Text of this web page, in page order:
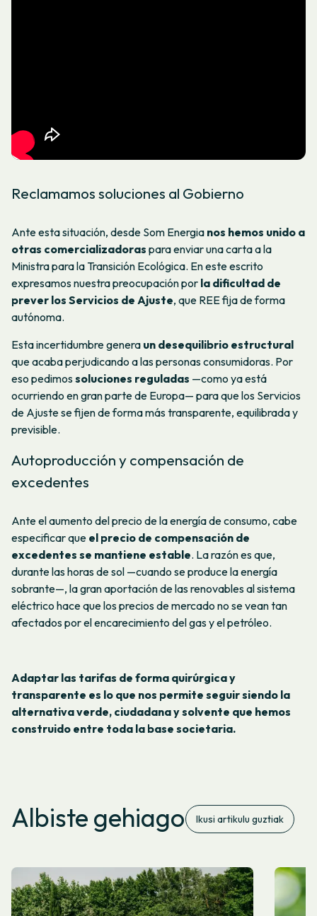
Reclamamos soluciones al Gobierno
Ante esta situación, desde Som Energia nos hemos unido a
otras comercializadoras para enviar una carta a la
Ministra para la Transición Ecológica. En este escrito
expresamos nuestra preocupación por la dificultad de
prever los Servicios de Ajuste, que REE fija de forma
autónoma.
Esta incertidumbre genera un desequilibrio estructural
que acaba perjudicando a las personas consumidoras. Por
eso pedimossoluciones reguladas —como ya está
ocurriendo en gran parte de Europa— para que los Servicios
de Ajuste se fijen de forma más transparente, equilibrada y
previsible.
Autoproducción y compensación de
excedentes
Ante el aumento del precio de la energía de consumo, cabe
especificar que el precio de compensación de
excedentes se mantiene estable. La razón es que,
durante las horas de sol —cuando se produce la energía
sobrante—, la gran aportación de las renovables al sistema
eléctrico hace que los precios de mercado no se vean tan
afectados por el encarecimiento del gas y el petróleo.
Adaptar las tarifas de forma quirúrgica y
transparente es lo que nos permite seguir siendo la
alternativa verde, ciudadana y solvente que hemos
construido entre toda la base societaria.
Albiste gehiago Ikusi artikulu guztiak